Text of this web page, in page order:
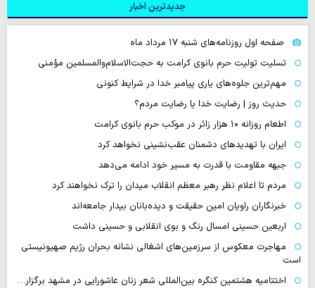
جدیدترین اخبار
صفحه اول روزنامه‌های شنبه ۱۷ مرداد ماه
تسلیت تولیت حرم بانوی کرامت به حجت‌الاسلام‌والمسلمین مؤمنی
مهم‌ترین جلوه‌های یاری پیامبر خدا در شرایط کنونی
حدیث روز | رضایت خدا یا رضایت مردم؟
اطعام روزانه ۱۰ هزار زائر در موکب حرم بانوی کرامت
ایران با تهدیدهای دشمنان عقب‌نشینی نخواهد کرد
جبهه مقاومت با قدرت به مسیر خود ادامه می‌دهد
مردم تا اعلام نظر رهبر معظم انقلاب میدان را ترک نخواهند کرد
خبرنگاران راویان امین حقیقت و دیده‌بانان بیدار جامعه‌اند
اربعین حسینی امسال رنگ و بوی انقلابی و حسینی داشت
مهاجرت معکوس از سرزمین‌های اشغالی نشانه بحران رژیم صهیونیستی
است
اختتامیه هشتمین کنگره بین‌المللی شعر زنان عاشورایی در مشهد برگزار…